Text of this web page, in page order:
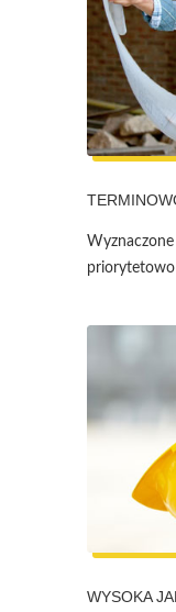
priorytetowo
WYSOKA